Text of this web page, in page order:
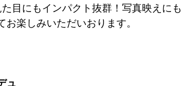
目にもインパクト抜群！写真映えにも
楽しみいただいおります。
ュ